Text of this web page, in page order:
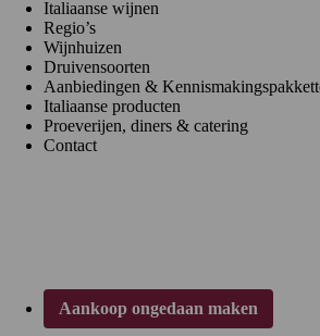
Italiaanse wijnen
Regio’s
Wijnhuizen
Druivensoorten
Aanbiedingen &
Italiaanse producten
Proeverijen, diners & catering
Contact
Aankoop ongedaan maken